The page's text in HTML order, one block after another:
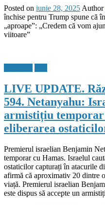
Posted on iunie 28, 2025 Author
închise pentru Trump spune că
„aproape”: „Credem că vom
viitoare”
LIVE UPDATE.
594. Netanyahu:
armistițiu
eliberarea
Premierul israelian Benjamin
temporar cu Hamas. Israelul
ostaticilor capturați în atacurile
afirmă că aproximativ 20 dintre
viață. Premierul israelian
este dispus să accepte un